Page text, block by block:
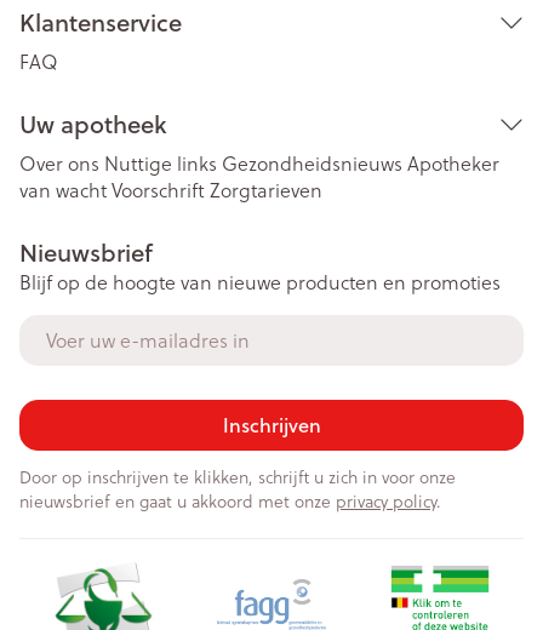
Klantenservice
FAQ
Uw apotheek
Over ons Nuttige links Gezondheidsnieuws Apotheker
van wachtVoorschriftZorgtarieven
Nieuwsbrief
Blijf op de hoogte van nieuwe producten en promoties
Inschrijven
Door op inschrijven te klikken, schrijft u zich in voor onze
nieuwsbrief en gaat u akkoord met onze privacy policy.